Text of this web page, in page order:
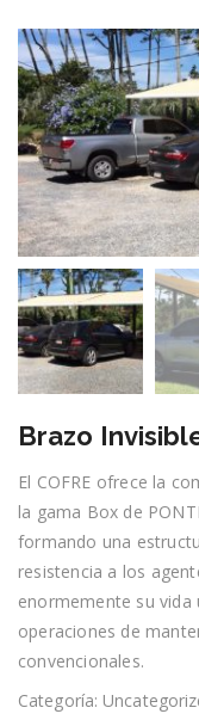
Brazo
El COFRE ofrece la
la gama Box de
formando una
resistencia a los
enormemente su vida
operaciones de
convencionales.
Categoría: